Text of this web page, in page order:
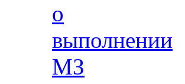
о
выполнении
МЗ